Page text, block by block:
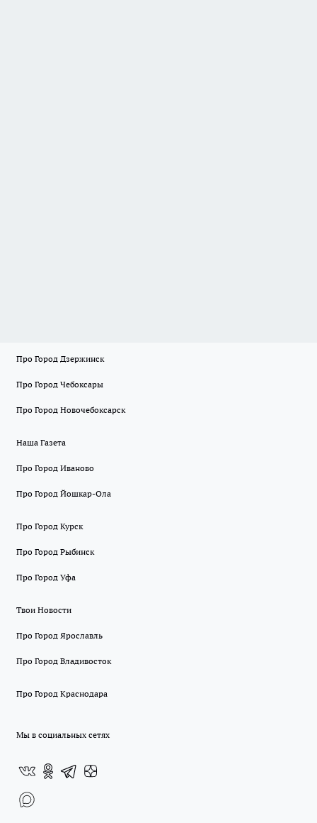
Про Город Дзержинск
Про Город Чебоксары
Про Город Новочебоксарск
Наша Газета
Про Город Иваново
Про Город Йошкар-Ола
Про Город Курск
Про Город Рыбинск
Про Город Уфа
Твои Новости
Про Город Ярославль
Про Город Владивосток
Про Город Краснодара
Мы в социальных сетях